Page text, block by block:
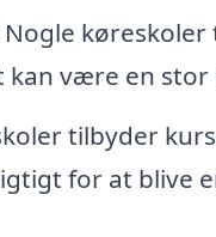
Nogle
kan være en
tilbyder
for at blive